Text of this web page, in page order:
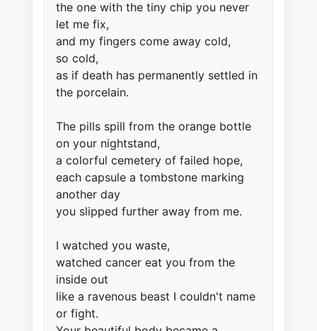
the one with the tiny chip you never
let me fix,
and my fingers come away cold,
so cold,
as if death has permanently settled in
the porcelain.
The pills spill from the orange bottle
on your nightstand,
a colorful cemetery of failed hope,
each capsule a tombstone marking
another day
you slipped further away from me.
I watched you waste,
watched cancer eat you from the
inside out
like a ravenous beast I couldn't name
or fight.